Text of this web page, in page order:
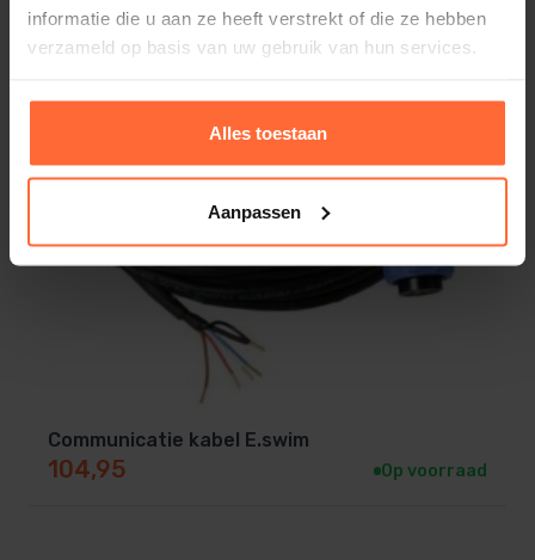
informatie die u aan ze heeft verstrekt of die ze hebben
verzameld op basis van uw gebruik van hun services.
Alles toestaan
Aanpassen
iedere situatie een stand instellen (denk aan een
nacht- of zwemstand). Deze standen kun je geheel
ook op aan te sluiten, ongeacht het merk of model
van de besturingskast.
DAB E-Swim 150 M zwembadpomp
aansluiten
Afmetingen zwembadpomp: 55 x 30 x 31,6 cm (l
Aansluitingen (leidingwerk): 2″, geen
Communicatie kabel E.swim
104,95 Op voorraad